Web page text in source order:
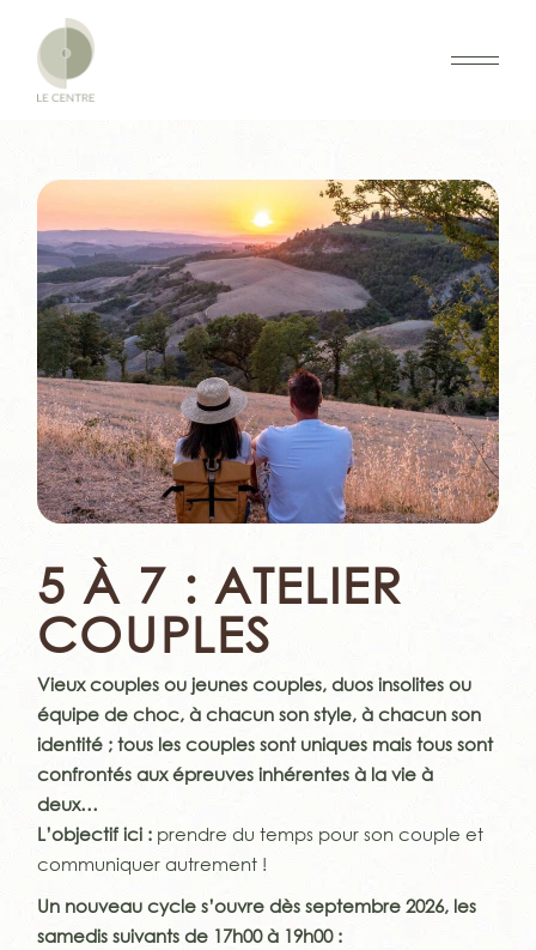
5 À 7 : ATELIER
COUPLES
Vieux couples ou jeunes couples, duos insolites ou
équipe de choc, à chacun son style, à chacun son
identité ; tous les couples sont uniques mais tous sont
confrontés aux épreuves inhérentes à la vie à
deux…
L’objectif ici : prendre du temps pour son couple et
communiquer autrement !
Un nouveau cycle s’ouvre dès septembre 2026, les
samedis suivants de 17h00 à 19h00 :